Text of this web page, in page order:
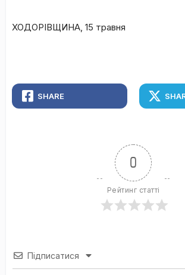
ХОДОРІВЩИНА, 15 травня
SHARE
0
Рейтинг статті
Підписатися